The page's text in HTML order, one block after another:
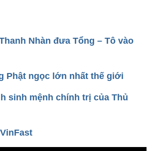
Nhàn đưa Tổng – Tô vào
Phật ngọc lớn nhất thế giới
sinh mệnh chính trị của Thủ